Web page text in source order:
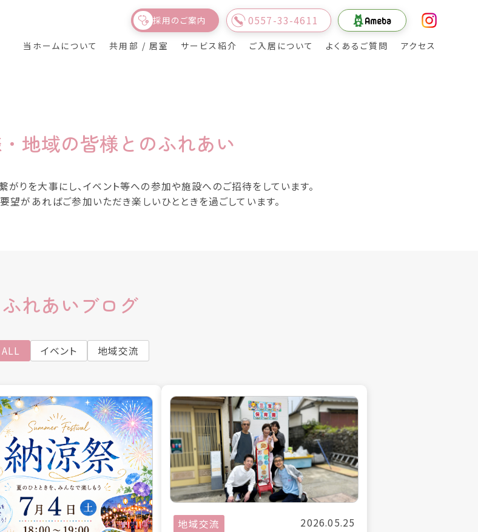
採用のご案内 0557-33-4611
当ホームについて
プにつ
共用部 / 居室 サービス紹介
居宅支援サービス
ご入居について よくあるご質問 アクセス
のふれあい
地域の皆様とのふれあい
がりを大事にし、イベント等への参加や施設へのご招待をしています。
望があればご参加いただき楽しいひとときを過ごしています。
ふれあいブログ
ALL イベント 地域交流
地域交流
2026.05.25